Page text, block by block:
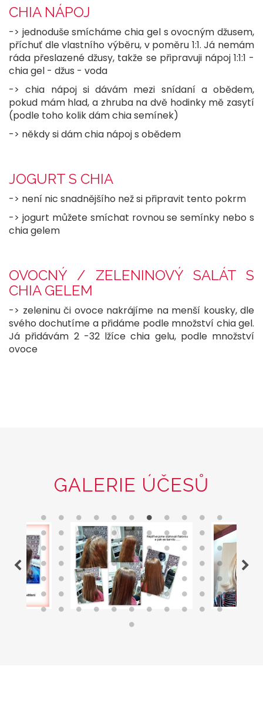
CHIA NÁPOJ
-> jednoduše smícháme chia gel s ovocným džusem,
příchuť dle vlastního výběru, v poměru 1:1. Já nemám
ráda přeslazené džusy, takže se připravuji nápoj 1:1:1 -
chia gel - džus - voda
-> chia nápoj si dávám mezi snídaní a obědem,
pokud mám hlad, a zhruba na dvě hodinky mě zasytí
(podle toho kolik dám chia semínek)
-> někdy si dám chia nápoj s obědem
JOGURT S CHIA
-> není nic snadnějšího než si připravit tento pokrm
-> jogurt můžete smíchat rovnou se semínky nebo s
chia gelem
OVOCNÝ / ZELENINOVÝ SALÁT S
CHIA GELEM
-> zeleninu či ovoce nakrájíme na menší kousky, dle
svého dochutíme a přidáme podle množství chia gel.
Já přidávám 2 -32 lžíce chia gelu, podle množství
ovoce
GALERIE ÚČESŮ